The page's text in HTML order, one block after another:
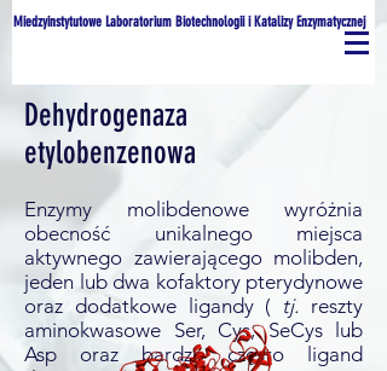
Miedzyinstytutowe Laboratorium Biotechnologii i Katalizy Enzymatycznej
Dehydrogenaza
etylobenzenowa
Enzymy molibdenowe wyróżnia
obecność unikalnego miejsca
aktywnego zawierającego molibden,
jeden lub dwa kofaktory pterydynowe
oraz dodatkowe ligandy ( tj. reszty
aminokwasowe Ser, Cys, SeCys lub
Asp oraz bardzo często ligand